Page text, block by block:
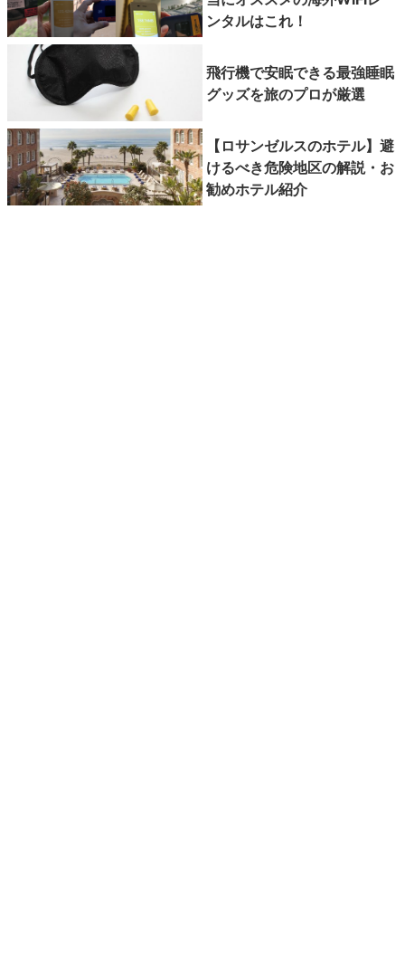
ンタルはこれ！
飛行機で安眠できる最強睡眠
グッズを旅のプロが厳選
【ロサンゼルスのホテル】避
けるべき危険地区の解説・お
勧めホテル紹介